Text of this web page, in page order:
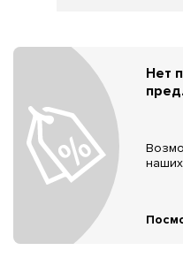
Нет